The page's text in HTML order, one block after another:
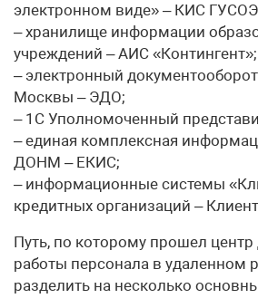
электронном виде» – КИС
– хранилище информации
учреждений – АИС «Контингент»;
– электронный
Москвы – ЭДО;
– 1С Уполномоченный
– единая комплексная
ДОНМ – ЕКИС;
– информационные системы
кредитных организаций –
Путь, по которому прошел центр
работы персонала в удаленном
разделить на несколько